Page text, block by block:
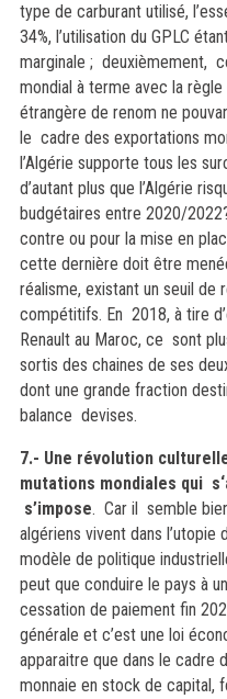
type de carburant utilisé,
34%, l’utilisation du GPLC
marginale ; deuxièmement,
mondial à terme avec la
étrangère de renom ne
le cadre des exportations
l’Algérie supporte tous les
d’autant plus que l’Algérie
budgétaires entre 2020/
contre ou pour la mise en
cette dernière doit être
réalisme, existant un seuil
compétitifs. En 2018, à tire
Renault au Maroc, ce sont
sortis des chaines de ses
dont une grande fraction
balance devises.
7.- Une révolution
mutations mondiales qui
s’impose. Car il semble
algériens vivent dans l’utopie
modèle de politique
peut que conduire le pays à
cessation de paiement fin
générale et c’est une loi
apparaitre que dans le cadre
monnaie en stock de capital,